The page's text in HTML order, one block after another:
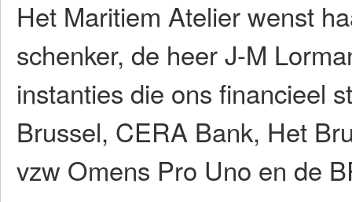
Het Maritiem Atelier wenst
schenker, de heer J-M
instanties die ons financieel
Brussel, CERA Bank, Het
vzw Omens Pro Uno en de